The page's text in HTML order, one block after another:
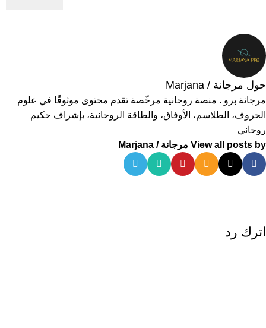
حول مرجانة / Marjana
مرجانة برو . منصة روحانية مرخّصة تقدم محتوى موثوقًا في علوم
الحروف، الطلاسم، الأوفاق، والطاقة الروحانية، بإشراف حكيم
روحاني
View all posts by مرجانة / Marjana
اترك رد